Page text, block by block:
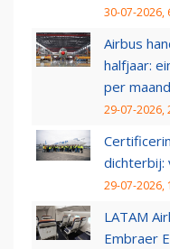
30-07-2026,
Airbus
halfjaar:
per maand
29-07-2026,
dichterbij:
29-07-2026,
LATAM
Embraer